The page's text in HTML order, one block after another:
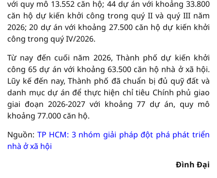
với quy mô 13.552 căn hộ; 44 dự án với khoảng 33.800
căn hộ dự kiến khởi công trong quý II và quý III năm
2026; 20 dự án với khoảng 27.500 căn hộ dự kiến khởi
công trong quý IV/2026.
Từ nay đến cuối năm 2026, Thành phố dự kiến khởi
công 65 dự án với khoảng 63.500 căn hộ nhà ở xã hội.
Lũy kế đến nay, Thành phố đã chuẩn bị đủ quỹ đất và
danh mục dự án để thực hiện chỉ tiêu Chính phủ giao
giai đoạn 2026-2027 với khoảng 77 dự án, quy mô
khoảng 77.000 căn hộ.
Nguồn: TP HCM: 3 nhóm giải pháp đột phá phát triển
nhà ở xã hội
Đình Đại